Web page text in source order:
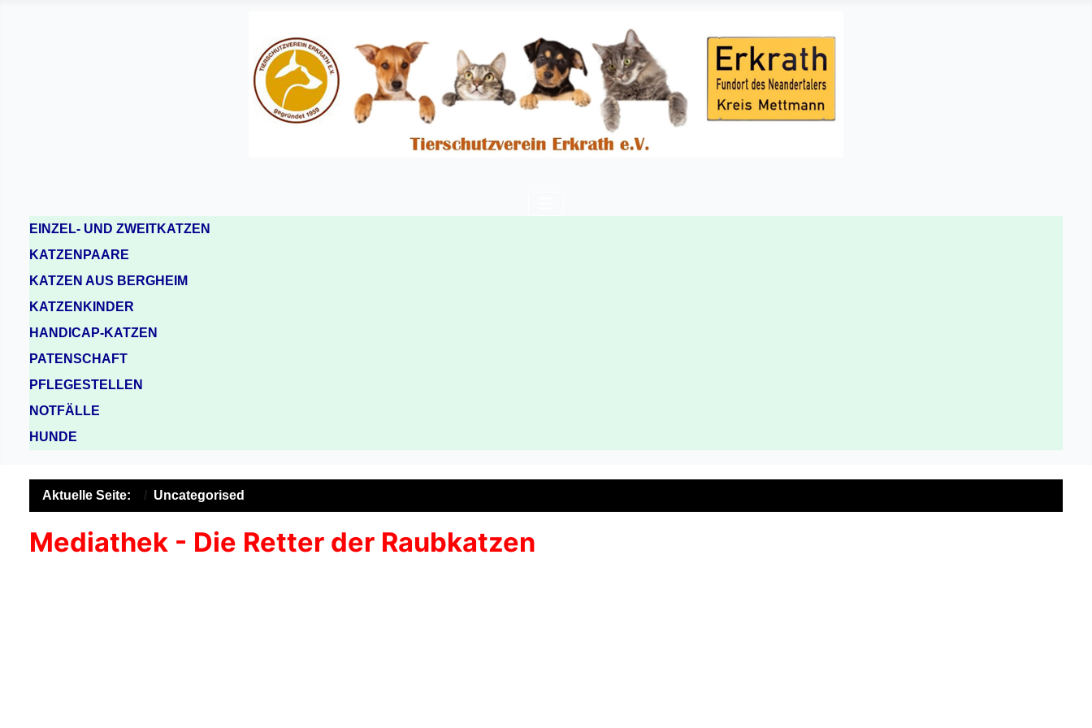
EINZEL- UND ZWEITKATZEN
KATZENPAARE
KATZEN AUS BERGHEIM
KATZENKINDER
HANDICAP-KATZEN
PATENSCHAFT
PFLEGESTELLEN
NOTFÄLLE
HUNDE
Aktuelle Seite: Uncategorised
Mediathek - Die Retter der Raubkatzen